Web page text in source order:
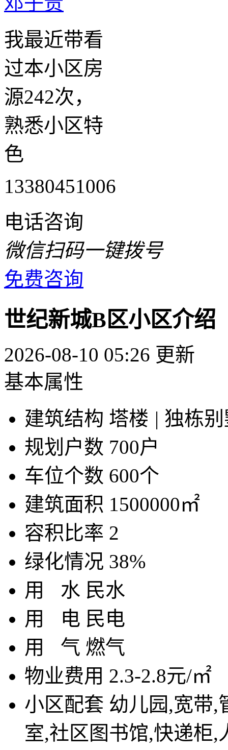
我最近带看
过本小区房
源242次，
熟悉小区特
色
13380451006
电话咨询
微信扫码一键拨号
免费咨询
世纪新城B区小区介绍
2026-08-10 05:26 更新
基本属性
建筑结构 塔楼 | 独栋
规划户数 700户
车位个数 600个
建筑面积 1500000㎡
容积比率 2
绿化情况 38%
用 水 民水
用
电 民电
用 气 燃气
物业费用 2.3-2.8元/㎡
小区配套 幼儿园,宽带,
室,社区图书馆,快递柜,